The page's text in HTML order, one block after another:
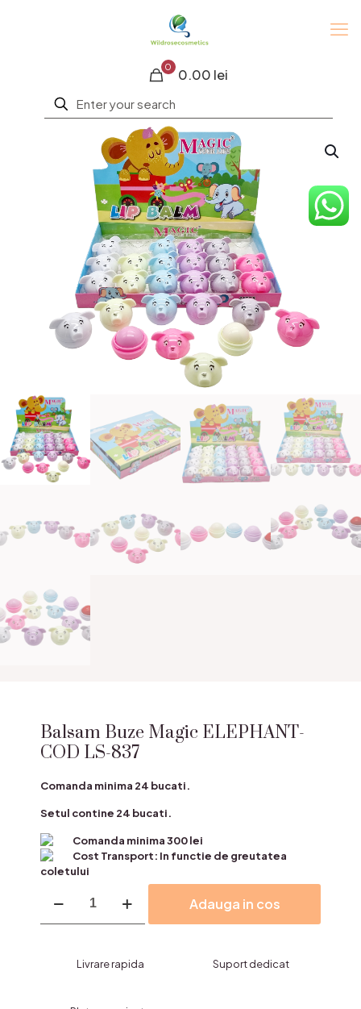
0 0.00 lei
Balsam Buze Magic ELEPHANT-
COD LS-837
Comanda minima 24 bucati.
Setul contine 24 bucati.
Comanda minima 300 lei
Cost Transport: In functie de greutatea
coletului
Balsam
Adauga in cos
Livrare rapida Suport dedicat